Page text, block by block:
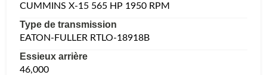
CUMMINS X-15 565 HP 1950 RPM
Type de transmission
EATON-FULLER RTLO-18918B
Essieux arrière
46,000